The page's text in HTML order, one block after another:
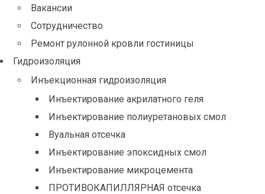
Вакансии
Сотрудничество
Ремонт рулонной кровли гостиницы
Гидроизоляция
Инъекционная гидроизоляция
Инъектирование акрилатного геля
Инъектирование полиуретановых смол
Вуальная отсечка
Инъектирование эпоксидных смол
Инъектирование микроцемента
ПРОТИВОКАПИЛЛЯРНАЯ отсечка